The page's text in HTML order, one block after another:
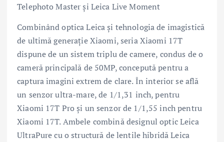
Telephoto Master și Leica Live Moment
Combinând optica Leica și tehnologia de imagistică
de ultimă generație Xiaomi, seria Xiaomi 17T
dispune de un sistem triplu de camere, condus de o
cameră principală de 50MP, concepută pentru a
captura imagini extrem de clare. În interior se află
un senzor ultra-mare, de 1/1,31 inch, pentru
Xiaomi 17T Pro și un senzor de 1/1,55 inch pentru
Xiaomi 17T. Ambele combină designul optic Leica
UltraPure cu o structură de lentile hibridă Leica